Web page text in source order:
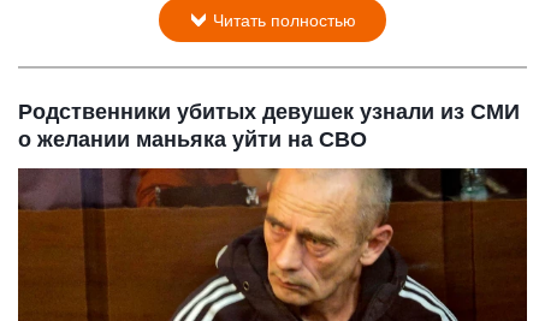
Читать полностью
Родственники убитых девушек узнали из СМИ
о желании маньяка уйти на СВО